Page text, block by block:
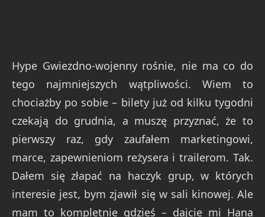
Hype Gwiezdno-wojenny rośnie, nie ma co do
tego najmniejszych wątpliwości. Wiem to
chociażby po sobie – bilety już od kilku tygodni
czekają do grudnia, a muszę przyznać, że to
pierwszy raz, gdy zaufałem marketingowi,
marce, zapewnieniom reżysera i trailerom. Tak.
Dałem się złapać na haczyk grup, w których
interesie jest, bym zjawił się w sali kinowej. Ale
mam to kompletnie gdzieś – dajcie mi Hana